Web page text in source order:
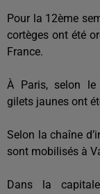
Pour la 12ème
cortèges ont été
France.
À Paris, selon le
gilets jaunes ont
Selon la chaîne
sont mobilisés à
Dans la